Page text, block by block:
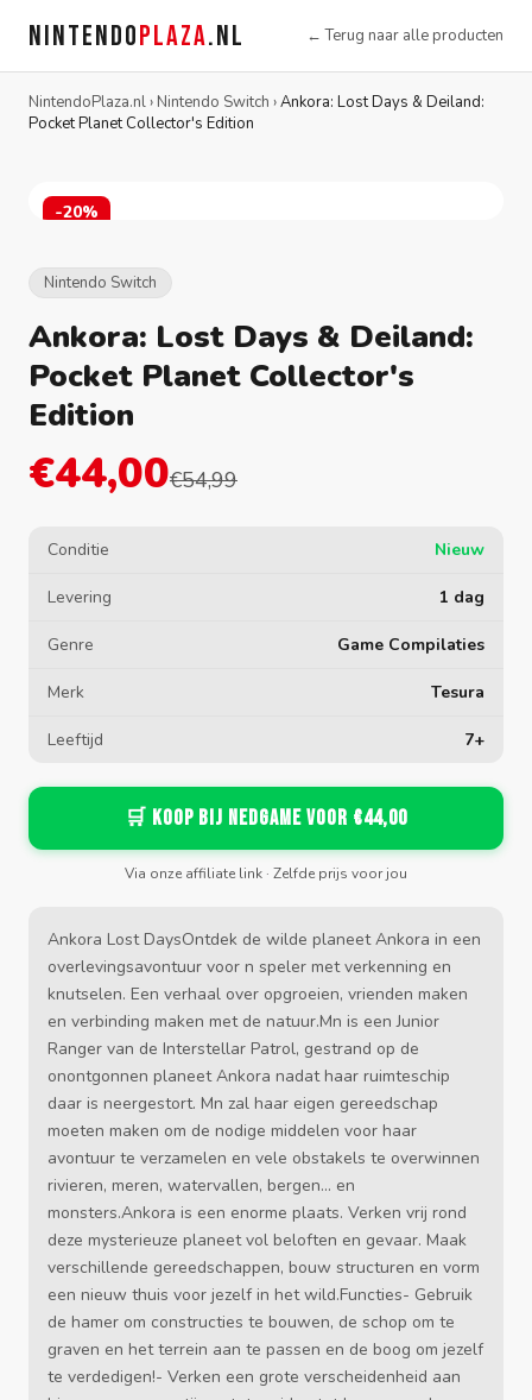
NINTENDOPLAZA.NL ← Terug naar alle producten
NintendoPlaza.nl› Nintendo Switch ›Ankora: Lost Days & Deiland:
Pocket Planet Collector's Edition
-20%
Nintendo Switch
Ankora: Lost Days & Deiland:
Pocket Planet Collector's
Edition
€44,00€54,99
Conditie Nieuw
Levering 1 dag
Genre Game Compilaties
Merk Tesura
Leeftijd 7+
🛒 Koop bij Nedgame voor €44,00
Via onze affiliate link · Zelfde prijs voor jou
Ankora Lost DaysOntdek de wilde planeet Ankora in een
overlevingsavontuur voor n speler met verkenning en
knutselen. Een verhaal over opgroeien, vrienden maken
en verbinding maken met de natuur.Mn is een Junior
Ranger van de Interstellar Patrol, gestrand op de
onontgonnen planeet Ankora nadat haar ruimteschip
daar is neergestort. Mn zal haar eigen gereedschap
moeten maken om de nodige middelen voor haar
avontuur te verzamelen en vele obstakels te overwinnen
rivieren, meren, watervallen, bergen... en
monsters.Ankora is een enorme plaats. Verken vrij rond
deze mysterieuze planeet vol beloften en gevaar. Maak
verschillende gereedschappen, bouw structuren en vorm
een nieuw thuis voor jezelf in het wild.Functies- Gebruik
de hamer om constructies te bouwen, de schop om te
graven en het terrein aan te passen en de boog om jezelf
te verdedigen!- Verken een grote verscheidenheid aan